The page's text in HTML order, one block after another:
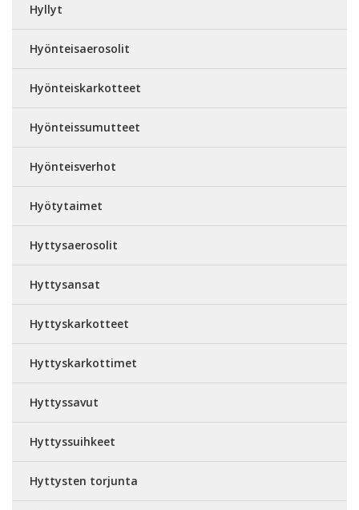
Hyllyt
Hyönteisaerosolit
Hyönteiskarkotteet
Hyönteissumutteet
Hyönteisverhot
Hyötytaimet
Hyttysaerosolit
Hyttysansat
Hyttyskarkotteet
Hyttyskarkottimet
Hyttyssavut
Hyttyssuihkeet
Hyttysten torjunta